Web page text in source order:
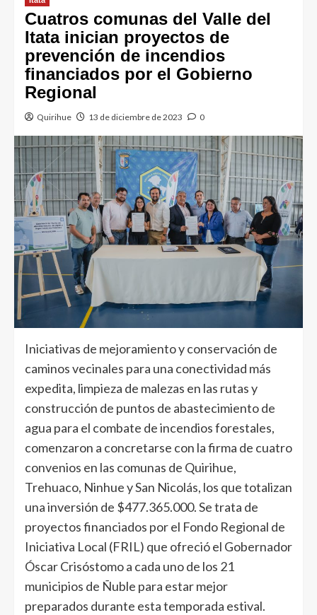
Cuatros comunas del Valle del
Itata inician proyectos de
prevención de incendios
financiados por el Gobierno
Regional
Quirihue 13 de diciembre de 2023 0
Iniciativas de mejoramiento y conservación de
caminos vecinales para una conectividad más
expedita, limpieza de malezas en las rutas y
construcción de puntos de abastecimiento de
agua para el combate de incendios forestales,
comenzaron a concretarse con la firma de cuatro
convenios en las comunas de Quirihue,
Trehuaco, Ninhue y San Nicolás, los que totalizan
una inversión de $477.365.000. Se trata de
proyectos financiados por el Fondo Regional de
Iniciativa Local (FRIL) que ofreció el Gobernador
Óscar Crisóstomo a cada uno de los 21
municipios de Ñuble para estar mejor
preparados durante esta temporada estival.